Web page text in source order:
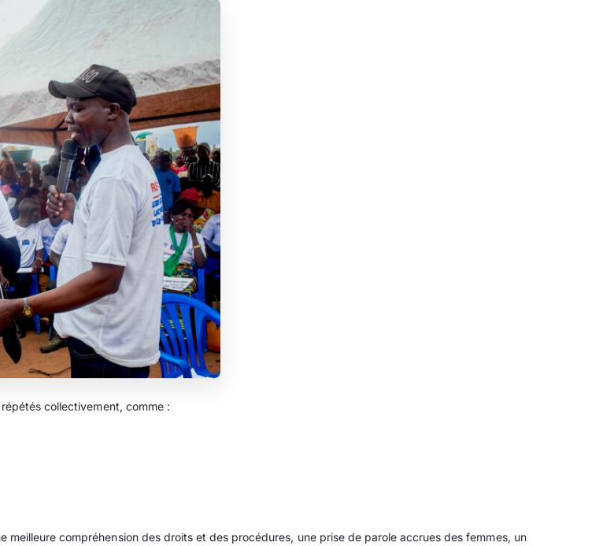
collectivement, comme :
meilleure compréhension des droits et des procédures, une prise de parole accrues des femmes, un